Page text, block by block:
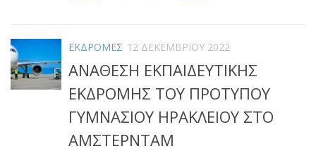
ΕΚΔΡΟΜΕΣ 12 ΔΕΚΕΜΒΡΊΟΥ 2022
ΑΝΑΘΕΣΗ ΕΚΠΑΙΔΕΥΤΙΚΗΣ
ΕΚΔΡΟΜΗΣ ΤΟΥ ΠΡΟΤΥΠΟΥ
ΓΥΜΝΑΣΙΟΥ ΗΡΑΚΛΕΙΟΥ ΣΤΟ
ΑΜΣΤΕΡΝΤΑΜ